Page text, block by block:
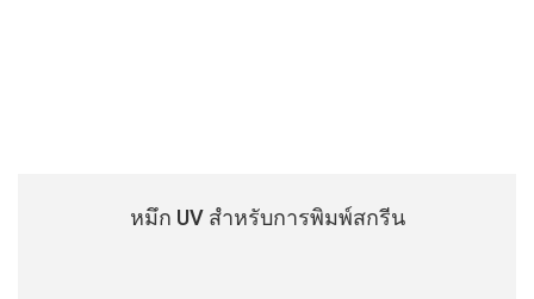
หมึก UV สําหรับการพิมพ์สกรีน